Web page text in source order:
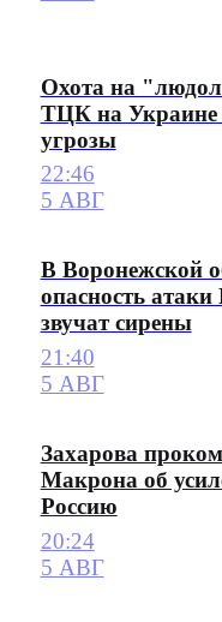
Охота на
ТЦК на Украине
угрозы
22:46
5 АВГ
В Воронежской
опасность
звучат сирены
21:40
5 АВГ
Захарова
Макрона об
Россию
20:24
5 АВГ